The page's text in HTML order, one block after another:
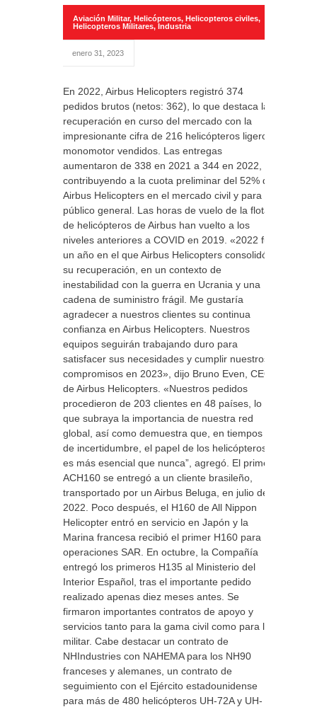
Aviación Militar, Helicópteros, Helicopteros civiles,
Helicopteros Militares, Industria
enero 31, 2023
En 2022, Airbus Helicopters registró 374
pedidos brutos (netos: 362), lo que destaca la
recuperación en curso del mercado con la
impresionante cifra de 216 helicópteros ligeros
monomotor vendidos. Las entregas
aumentaron de 338 en 2021 a 344 en 2022,
contribuyendo a la cuota preliminar del 52% de
Airbus Helicopters en el mercado civil y para
público general. Las horas de vuelo de la flota
de helicópteros de Airbus han vuelto a los
niveles anteriores a COVID en 2019. «2022 fue
un año en el que Airbus Helicopters consolidó
su recuperación, en un contexto de
inestabilidad con la guerra en Ucrania y una
cadena de suministro frágil. Me gustaría
agradecer a nuestros clientes su continua
confianza en Airbus Helicopters. Nuestros
equipos seguirán trabajando duro para
satisfacer sus necesidades y cumplir nuestros
compromisos en 2023», dijo Bruno Even, CEO
de Airbus Helicopters. «Nuestros pedidos
procedieron de 203 clientes en 48 países, lo
que subraya la importancia de nuestra red
global, así como demuestra que, en tiempos
de incertidumbre, el papel de los helicópteros
es más esencial que nunca”, agregó. El primer
ACH160 se entregó a un cliente brasileño,
transportado por un Airbus Beluga, en julio de
2022. Poco después, el H160 de All Nippon
Helicopter entró en servicio en Japón y la
Marina francesa recibió el primer H160 para
operaciones SAR. En octubre, la Compañía
entregó los primeros H135 al Ministerio del
Interior Español, tras el importante pedido
realizado apenas diez meses antes. Se
firmaron importantes contratos de apoyo y
servicios tanto para la gama civil como para la
militar. Cabe destacar un contrato de
NHIndustries con NAHEMA para los NH90
franceses y alemanes, un contrato de
seguimiento con el Ejército estadounidense
para más de 480 helicópteros UH-72A y UH-